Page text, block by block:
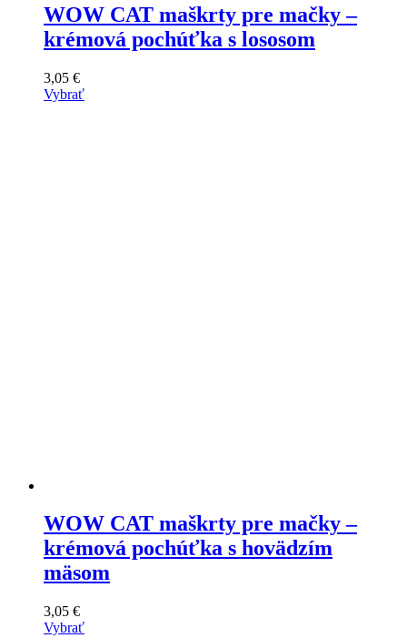
WOW CAT maškrty pre mačky –
krémová pochúťka s lososom
3,05 €
Vybrať
WOW CAT maškrty pre mačky –
krémová pochúťka s hovädzím
mäsom
3,05 €
Vybrať